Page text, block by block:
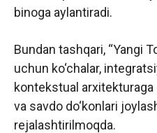
binoga aylantiradi.
Bundan tashqari, “Yangi
uchun ko‘chalar,
kontekstual arxitekturaga
va savdo do‘konlari
rejalashtirilmoqda.